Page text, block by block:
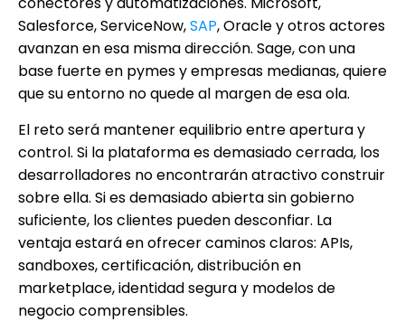
Salesforce, ServiceNow,SAP, Oracle y otros actores
avanzan en esa misma dirección. Sage, con una
base fuerte en pymes y empresas medianas, quiere
que su entorno no quede al margen de esa ola.
El reto será mantener equilibrio entre apertura y
control. Si la plataforma es demasiado cerrada, los
desarrolladores no encontrarán atractivo construir
sobre ella. Si es demasiado abierta sin gobierno
suficiente, los clientes pueden desconfiar. La
ventaja estará en ofrecer caminos claros: APIs,
sandboxes, certificación, distribución en
marketplace, identidad segura y modelos de
negocio comprensibles.